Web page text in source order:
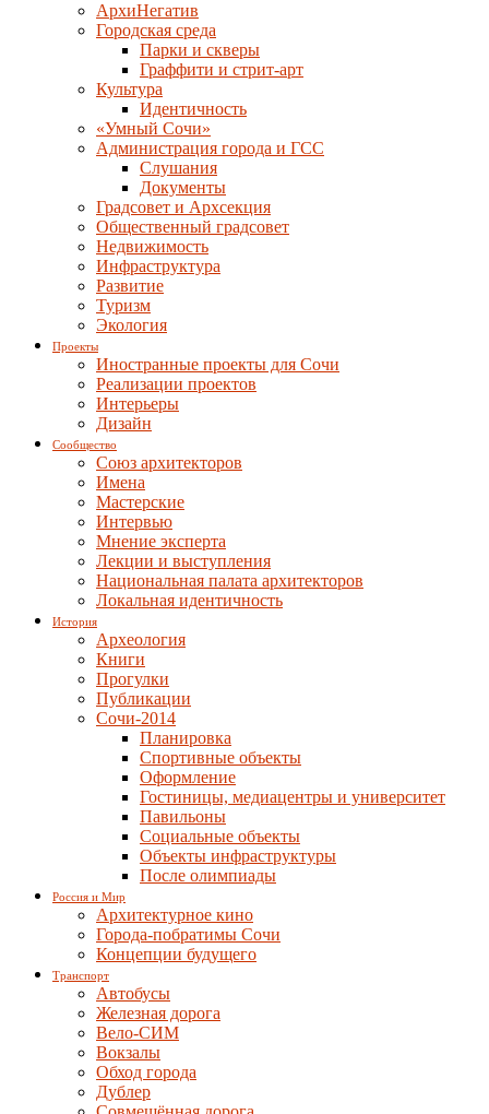
АрхиНегатив
Городская среда
Парки и скверы
Граффити и стрит-арт
Культура
Идентичность
«Умный Сочи»
Администрация города и ГСС
Слушания
Документы
Градсовет и Архсекция
Общественный градсовет
Недвижимость
Инфраструктура
Развитие
Туризм
Экология
Проекты
Иностранные проекты для Сочи
Реализации проектов
Интерьеры
Дизайн
Сообщество
Союз архитекторов
Имена
Мастерские
Интервью
Мнение эксперта
Лекции и выступления
Национальная палата архитекторов
Локальная идентичность
История
Археология
Книги
Прогулки
Публикации
Сочи-2014
Планировка
Спортивные объекты
Оформление
Гостиницы, медиацентры и университет
Павильоны
Социальные объекты
Объекты инфраструктуры
После олимпиады
Россия и Мир
Архитектурное кино
Города-побратимы Сочи
Концепции будущего
Транспорт
Автобусы
Железная дорога
Вело-СИМ
Вокзалы
Обход города
Дублер